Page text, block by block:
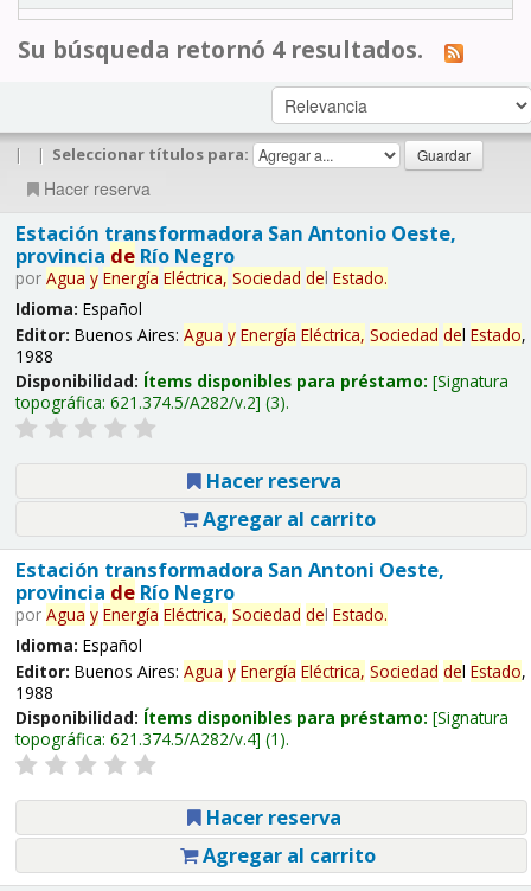
Su búsqueda retornó 4 resultados.
| | Seleccionar títulos para:
Hacer reserva
Estación transformadora San Antonio Oeste,
provincia deRío Negro
por Agua y Energía Eléctrica, Sociedad del Estado.
Idioma: Español
Editor: Buenos Aires: Agua y Energía Eléctrica, Sociedad del Estado,
1988
Disponibilidad: Ítems disponibles para préstamo: Signatura
topográfica: 621.374.5/A282/v.2 (3).
Hacer reserva
Agregar al carrito
Estación transformadora San Antoni Oeste,
provincia deRío Negro
por Agua y Energía Eléctrica, Sociedad del Estado.
Idioma: Español
Editor: Buenos Aires: Agua y Energía Eléctrica, Sociedad del Estado,
1988
Disponibilidad: Ítems disponibles para préstamo: Signatura
topográfica: 621.374.5/A282/v.4 (1).
Hacer reserva
Agregar al carrito